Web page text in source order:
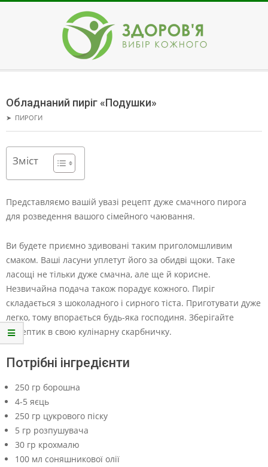
ЗДОРОВ'Я
Menu
Обладнаний пиріг «Подушки»
➤ ПИРОГИ
Зміст
Представляємо вашій увазі рецепт дуже смачного пирога
для розведення вашого сімейного чаювання.
Ви будете приємно здивовані таким приголомшливим
смаком. Ваші ласуни уплетут його за обидві щоки. Таке
ласощі не тільки дуже смачна, але ще й корисне.
Незвичайна подача також порадує кожного. Пиріг
складається з шоколадного і сирного тіста. Приготувати дуже
легко, тому впорається будь-яка господиня. Зберігайте
рецептик в свою кулінарну скарбничку.
Потрібні інгредієнти
250 гр борошна
4-5 яєць
250 гр цукрового піску
5 гр розпушувача
30 гр крохмалю
100 мл соняшникової олії